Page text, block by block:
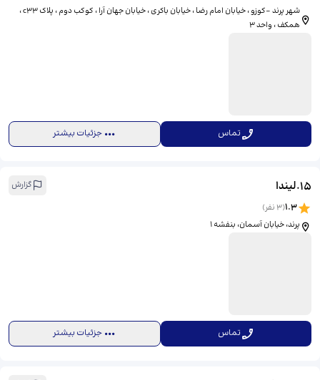
شهر پرند -کوزو ، خیابان امام رضا ، خیابان باکری ، خیابان جهان آرا ، کوکب دوم ، پلاک c33 ،
همکف ، واحد ۳
تماس جزئیات بیشتر
15
.لیندا گزارش
1.3
(
3نفر)
پرند، خیابان آسمان، بنفشه 1
تماس جزئیات بیشتر